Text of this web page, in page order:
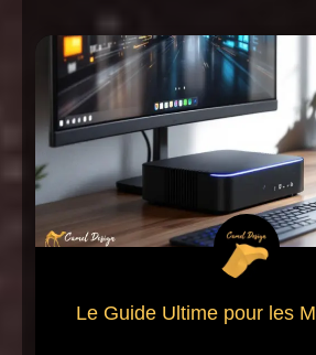
Le Guide Ultime pour les